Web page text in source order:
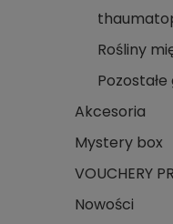
Rośliny
Akcesoria
Mystery box
VOUCHERY
Nowości